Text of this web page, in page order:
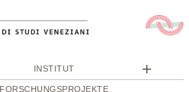
INSTITUT
FORSCHUNGSPROJEKTE